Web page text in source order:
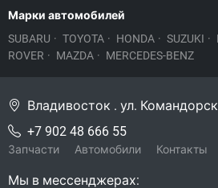
Марки автомобилей
SUBARU · TOYOTA · HONDA · SUZUKI ·
ROVER · MAZDA · MERCEDES-BENZ
Владивосток . ул.
+7 902 48 666 55
Запчасти Автомобили Контакты
Мы в мессенджерах: